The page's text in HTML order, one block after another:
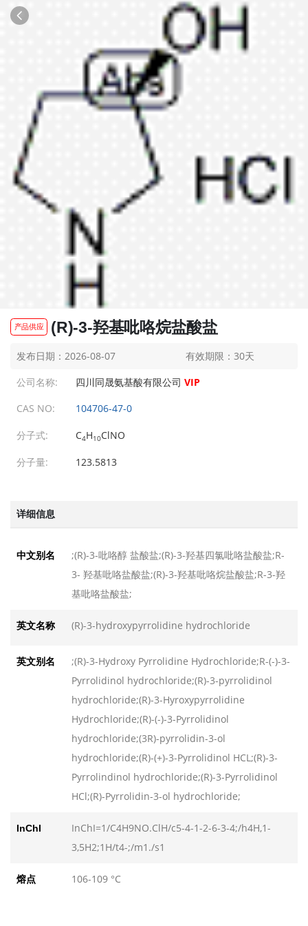
产品供应 (R)-3-羟基吡咯烷盐酸盐
发布日期：2026-08-07
有效期限：30天
公司名称:
四川同晟氨基酸有限公司VIP
CAS NO: 104706-47-0
分子式: C4H10ClNO
分子量: 123.5813
详细信息
中文别名
;(R)-3-吡咯醇 盐酸盐;(R)-3-羟基四氯吡咯盐酸盐;R-
3- 羟基吡咯盐酸盐;(R)-3-羟基吡咯烷盐酸盐;R-3-羟
基吡咯盐酸盐;
英文名称 (R)-3-hydroxypyrrolidine hydrochloride
英文别名
;(R)-3-Hydroxy Pyrrolidine Hydrochloride;R-(-)-3-
Pyrrolidinol hydrochloride;(R)-3-pyrrolidinol
hydrochloride;(R)-3-Hyroxypyrrolidine
Hydrochloride;(R)-(-)-3-Pyrrolidinol
hydrochloride;(3R)-pyrrolidin-3-ol
hydrochloride;(R)-(+)-3-Pyrrolidinol HCL;(R)-3-
Pyrrolindinol hydrochloride;(R)-3-Pyrrolidinol
HCl;(R)-Pyrrolidin-3-ol hydrochloride;
InChI
InChI=1/C4H9NO.ClH/c5-4-1-2-6-3-4;/h4H,1-
3,5H2;1H/t4-;/m1./s1
熔点 106-109 °C
布日期：2026-08-07
叔丁氧羰基-L-半胱氨酸甲酯
布日期：2026-08-07
beta-丙氨酸
赖氨酸
布日期：2026-08-07
L-半胱氨酸甲酯
布日期：2026-08-07
乙酰-L-硫代脯氨酸
布日期：2026-08-07
布日期：2026-08-07
甲氧羰基-O-叔丁基-D-苏氨酸
发布日期：2026-08-07
N-叔丁氧羰基-L-半胱氨酸甲酯
Boc-L-半胱氨酸甲酯
发布日期：2026-08-07
N-乙酰-L-硫代脯氨酸
L-羟基脯氨酸
发布日期：2026-08-07
发布日期：2026-08-07
芴甲氧羰基-O-叔丁基-D-苏氨酸